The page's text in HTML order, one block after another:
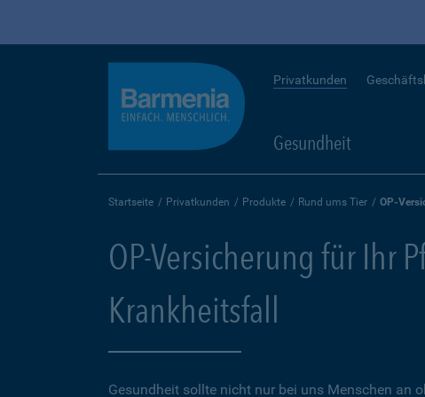
Privatkunden
Gesundheit
Startseite Privatkunden Produkte Rund ums Tier OP-
OP-Versicherung für Ihr
Krankheitsfall
Gesundheit sollte nicht nur bei uns Menschen an